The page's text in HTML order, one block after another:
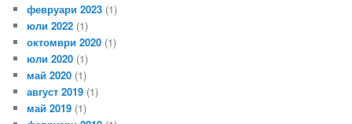
февруари 2023 (1)
юли 2022 (1)
октомври 2020 (1)
юли 2020 (1)
май 2020 (1)
август 2019 (1)
май 2019 (1)